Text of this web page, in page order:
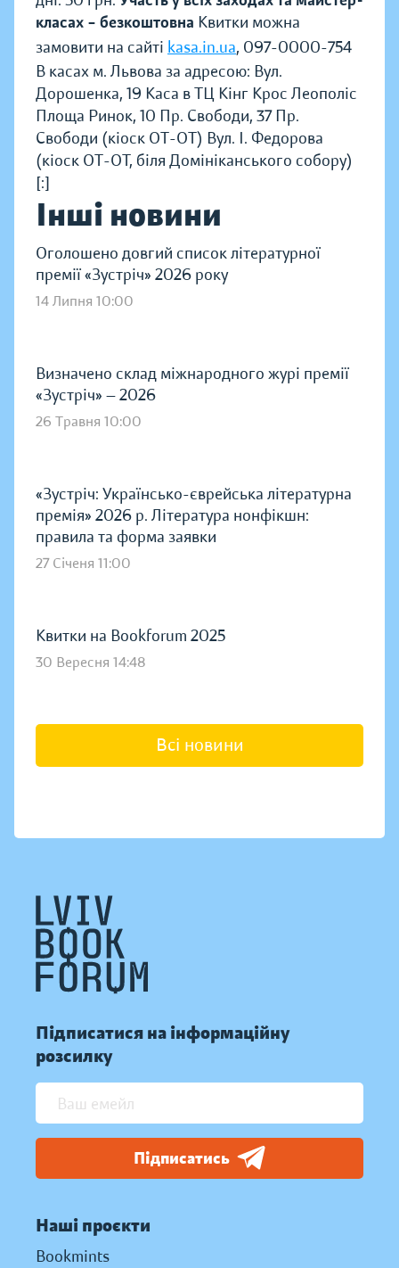
класах – безкоштовна Квитки можна
замовити на сайті kasa.in.ua, 097-0000-754
В касах м. Львова за адресою: Вул.
Дорошенка, 19 Каса в ТЦ Кінг Крос Леополіс
Площа Ринок, 10 Пр. Свободи, 37 Пр.
Свободи (кіоск ОТ-ОТ) Вул. І. Федорова
(кіоск ОТ-ОТ, біля Домініканського собору)
[:]
Інші новини
Оголошено довгий список літературної
премії «Зустріч» 2026 року
14 Липня 10:00
Визначено склад міжнародного журі премії
«Зустріч» — 2026
26 Травня 10:00
«Зустріч: Українсько-єврейська літературна
премія» 2026 р. Література нонфікшн:
правила та форма заявки
27 Січеня 11:00
Квитки на Bookforum 2025
30 Вересня 14:48
Всі новини
Підписатися на інформаційну
розсилку
Підписатись
Наші проєкти
Bookmints